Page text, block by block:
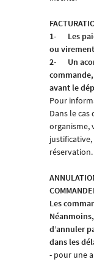
1-
Les
ou
2-
Un
avant le
Pour
Dans le
organisme,
réservation.
Les
d’annuler
dans les
- pour une